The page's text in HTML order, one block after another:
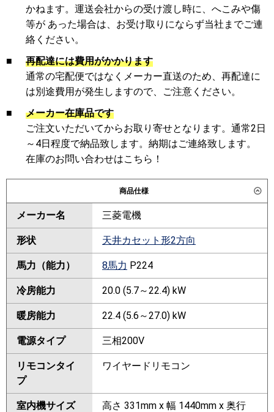
かねます。運送会社からの受け渡し時に、へこみや傷
等が あった場合は、お受け取りにならず当社までご連
絡ください。
■
再配達には費用がかかります
通常の宅配便ではなくメーカー直送のため、再配達に
は別途費用が発生しますので、ご注意ください。
■
メーカー在庫品です
ご注文いただいてからお取り寄せとなります。通常2日
～4日程度で納品致します。納期はご連絡致します。
在庫のお問い合わせはこちら！
商品仕様
メーカー名 三菱電機
形状 天井カセット形2方向
馬力（能力） 8馬力 P224
冷房能力 20.0 (5.7～22.4) kW
暖房能力 22.4 (5.6～27.0) kW
電源タイプ 三相200V
リモコンタイ
プ
ワイヤードリモコン
室内機サイズ
高さ 331mm x 幅 1440mm x 奥行